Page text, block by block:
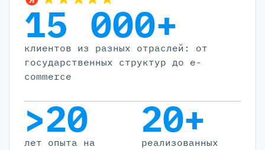
15 000+
клиентов из разных отраслей: от
государственных структур до e-
commerce
>20
лет опыта на
20+
реализованных